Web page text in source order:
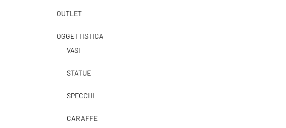
OUTLET
OGGETTISTICA
VASI
STATUE
SPECCHI
CARAFFE